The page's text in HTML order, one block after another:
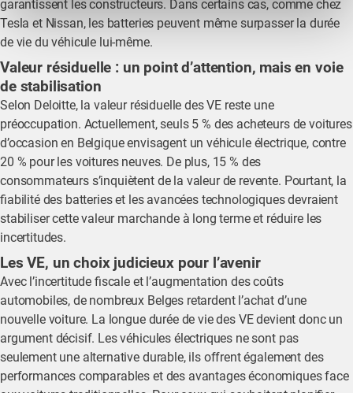
garantissent les constructeurs. Dans certains cas, comme chez
Tesla et Nissan, les batteries peuvent même surpasser la durée
de vie du véhicule lui-même.
Valeur résiduelle : un point d’attention, mais en voie
de stabilisation
Selon Deloitte, la valeur résiduelle des VE reste une
préoccupation. Actuellement, seuls 5 % des acheteurs de voitures
d’occasion en Belgique envisagent un véhicule électrique, contre
20 % pour les voitures neuves. De plus, 15 % des
consommateurs s’inquiètent de la valeur de revente. Pourtant, la
fiabilité des batteries et les avancées technologiques devraient
stabiliser cette valeur marchande à long terme et réduire les
incertitudes.
Les VE, un choix judicieux pour l’avenir
Avec l’incertitude fiscale et l’augmentation des coûts
automobiles, de nombreux Belges retardent l’achat d’une
nouvelle voiture. La longue durée de vie des VE devient donc un
argument décisif. Les véhicules électriques ne sont pas
seulement une alternative durable, ils offrent également des
performances comparables et des avantages économiques face